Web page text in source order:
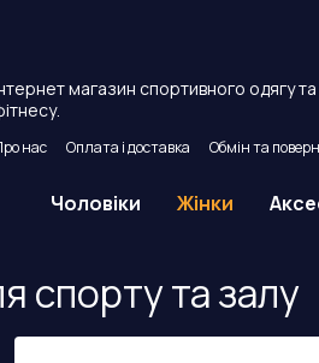
магазин спортивного одягу та
нас Оплата і доставка Обмін та
Чоловіки Жінки
спорту та залу